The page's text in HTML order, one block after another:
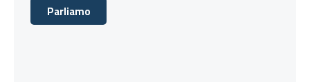
Parliamo
Parliamo